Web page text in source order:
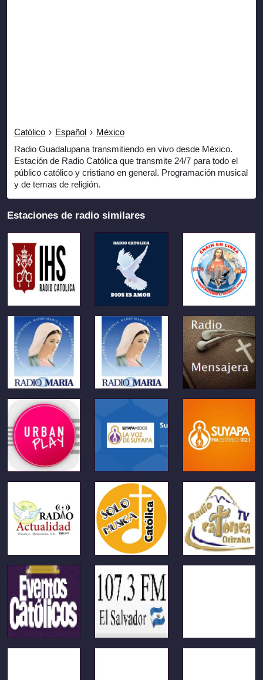
Católico › Español › México
Radio Guadalupana transmitiendo en vivo desde México.
Estación de Radio Católica que transmite 24/7 para todo el
público católico y cristiano en general. Programación musical
y de temas de religión.
Estaciones de radio similares